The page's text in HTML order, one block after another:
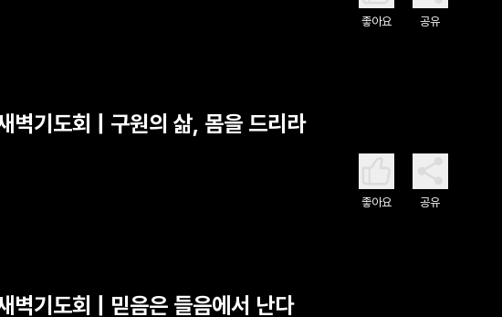
좋아요 공유
기도회 | 구원의 삶, 몸을 드리라
좋아요 공유
기도회 | 믿음은 들음에서 난다